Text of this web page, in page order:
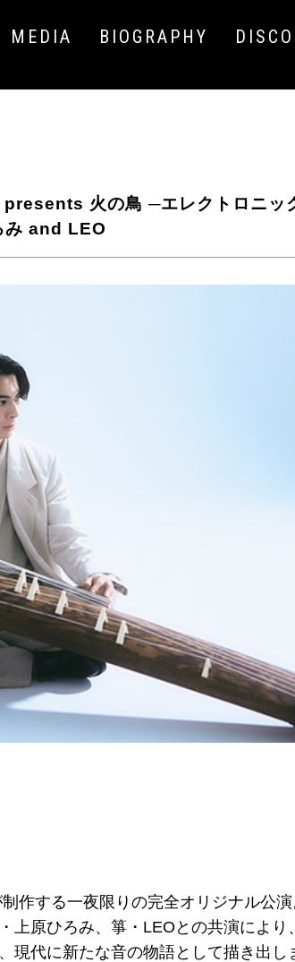
MEDIA BIOGRAPHY
presents 火の鳥 ─エレクトロニッ
and LEO
作する一夜限りの完全オリジナル公
上原ひろみ、箏・LEOとの共演によ
代に新たな音の物語として描き出し